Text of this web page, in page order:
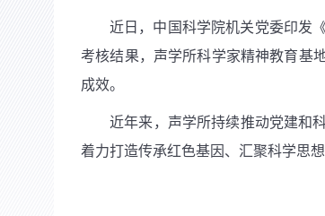
近日，中国科学院机关党委印发
考核结果，声学所科学家精神教育基
成效。
近年来，声学所持续推动党建和
着力打造传承红色基因、汇聚科学思